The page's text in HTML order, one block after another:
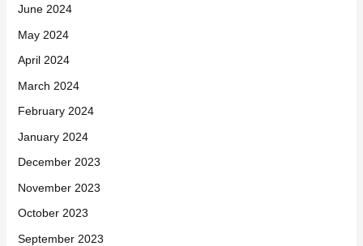
June 2024
May 2024
April 2024
March 2024
February 2024
January 2024
December 2023
November 2023
October 2023
September 2023